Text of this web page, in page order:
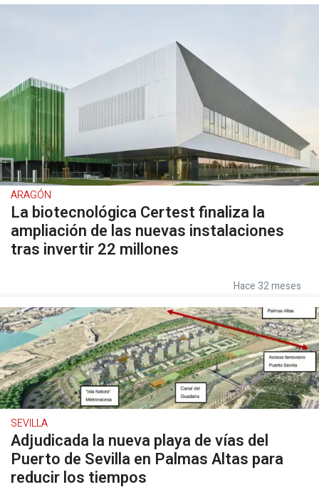
ARAGÓN
La biotecnológica Certest finaliza la
ampliación de las nuevas instalaciones
tras invertir 22 millones
Hace 32 meses
SEVILLA
Adjudicada la nueva playa de vías del
Puerto de Sevilla en Palmas Altas para
reducir los tiempos